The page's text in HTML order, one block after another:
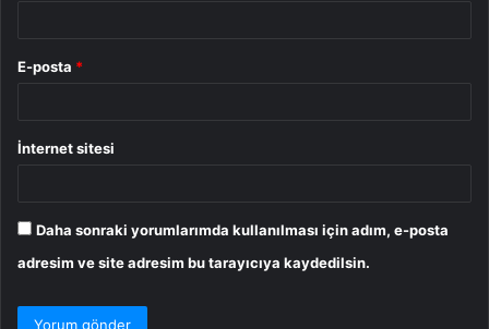
E-posta *
İnternet sitesi
Daha sonraki yorumlarımda kullanılması için adım, e-posta
adresim ve site adresim bu tarayıcıya kaydedilsin.